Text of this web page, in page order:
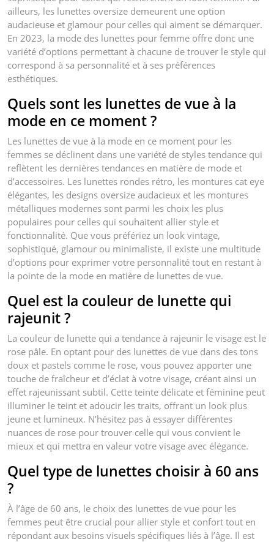
ailleurs, les lunettes oversize demeurent une option
audacieuse et glamour pour celles qui aiment se démarquer.
En 2023, la mode des lunettes pour femme offre donc une
variété d’options permettant à chacune de trouver le style qui
correspond à sa personnalité et à ses préférences
esthétiques.
Quels sont les lunettes de vue à la
mode en ce moment ?
Les lunettes de vue à la mode en ce moment pour les
femmes se déclinent dans une variété de styles tendance qui
reflètent les dernières tendances en matière de mode et
d’accessoires. Les lunettes rondes rétro, les montures cat eye
élégantes, les designs oversize audacieux et les montures
métalliques modernes sont parmi les choix les plus
populaires pour celles qui souhaitent allier style et
fonctionnalité. Que vous préfériez un look vintage,
sophistiqué, glamour ou minimaliste, il existe une multitude
d’options pour exprimer votre personnalité tout en restant à
la pointe de la mode en matière de lunettes de vue.
Quel est la couleur de lunette qui
rajeunit ?
La couleur de lunette qui a tendance à rajeunir le visage est le
rose pâle. En optant pour des lunettes de vue dans des tons
doux et pastels comme le rose, vous pouvez apporter une
touche de fraîcheur et d’éclat à votre visage, créant ainsi un
effet rajeunissant subtil. Cette teinte délicate et féminine peut
illuminer le teint et adoucir les traits, offrant un look plus
jeune et lumineux. N’hésitez pas à essayer différentes
nuances de rose pour trouver celle qui vous convient le
mieux et qui mettra en valeur votre visage avec élégance.
Quel type de lunettes choisir à 60 ans
?
À l’âge de 60 ans, le choix des lunettes de vue pour les
femmes peut être crucial pour allier style et confort tout en
répondant aux besoins visuels spécifiques liés à l’âge. Il est